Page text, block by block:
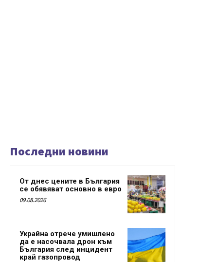
Последни новини
От днес цените в България
се обявяват основно в евро
09.08.2026
Украйна отрече умишлено
да е насочвала дрон към
България след инцидент
край газопровод